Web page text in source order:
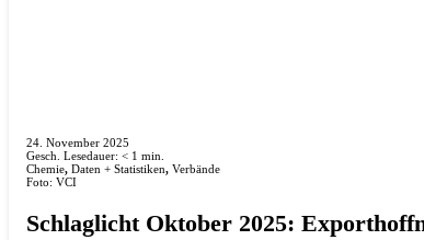
24. November 2025
Gesch. Lesedauer: < 1 min.
Chemie, Daten + Statistiken, Verbände
Foto: VCI
Schlaglicht Oktober 2025: